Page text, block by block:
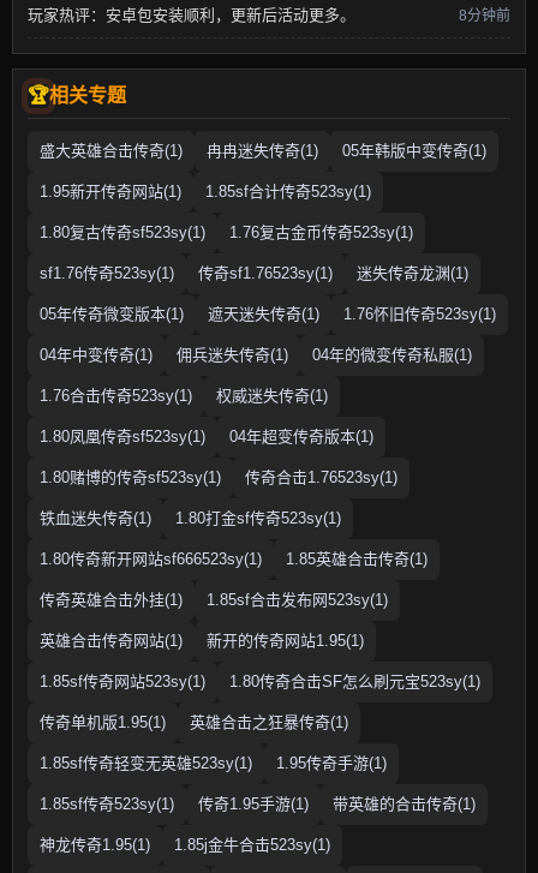
玩家热评：安卓包安装顺利，更新后活动更多。 8分钟前
相关专题
盛大英雄合击传奇(1) 冉冉迷失传奇(1) 05年韩版中变传奇(1)
1.95新开传奇网站(1) 1.85sf合计传奇523sy(1)
1.80复古传奇sf523sy(1) 1.76复古金币传奇523sy(1)
sf1.76传奇523sy(1) 传奇sf1.76523sy(1) 迷失传奇龙渊(1)
05年传奇微变版本(1) 遮天迷失传奇(1) 1.76怀旧传奇523sy(1)
04年中变传奇(1) 佣兵迷失传奇(1) 04年的微变传奇私服(1)
1.76合击传奇523sy(1) 权威迷失传奇(1)
1.80凤凰传奇sf523sy(1) 04年超变传奇版本(1)
1.80赌博的传奇sf523sy(1) 传奇合击1.76523sy(1)
铁血迷失传奇(1) 1.80打金sf传奇523sy(1)
1.80传奇新开网站sf666523sy(1) 1.85英雄合击传奇(1)
传奇英雄合击外挂(1) 1.85sf合击发布网523sy(1)
英雄合击传奇网站(1) 新开的传奇网站1.95(1)
1.85sf传奇网站523sy(1) 1.80传奇合击SF怎么刷元宝523sy(1)
传奇单机版1.95(1) 英雄合击之狂暴传奇(1)
1.85sf传奇轻变无英雄523sy(1) 1.95传奇手游(1)
1.85sf传奇523sy(1) 传奇1.95手游(1) 带英雄的合击传奇(1)
神龙传奇1.95(1) 1.85j金牛合击523sy(1)